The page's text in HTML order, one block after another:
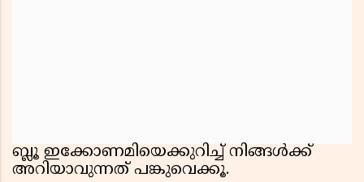
ബ്ലൂ ഇക്കോണമിയെക്കുറിച്ച് നിങ്ങൾക്ക്
അറിയാവുന്നത് പങ്കുവെക്കൂ.